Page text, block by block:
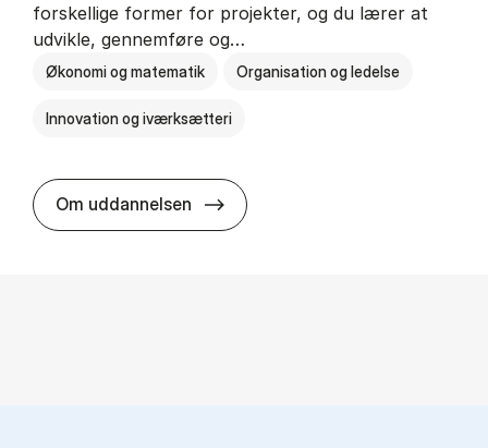
forskellige former for projekter, og du lærer at
udvikle, gennemføre og…
Økonomi og matematik Organisation og ledelse
Innovation og iværksætteri
Om uddannelsen HA i pro­jekt­le­del­se